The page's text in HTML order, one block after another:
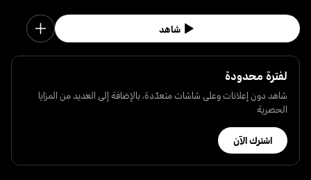
شاهد
لفترة محدودة
شاهد دون إعلانات وعلى شاشات متعدّدة، بالإضافة إلى العديد من المزايا
الحصرية
اشترك الآن